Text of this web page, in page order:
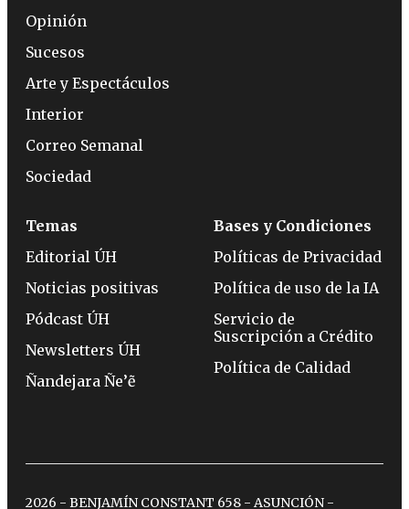
Opinión
Sucesos
Arte y Espectáculos
Interior
Correo Semanal
Sociedad
Temas
Editorial ÚH
Noticias positivas
Pódcast ÚH
Newsletters ÚH
Ñandejara Ñe’ẽ
Bases y Condiciones
Políticas de Privacidad
Política de uso de la IA
Servicio de
Suscripción a Crédito
Política de Calidad
2026 - BENJAMÍN CONSTANT 658 - ASUNCIÓN -